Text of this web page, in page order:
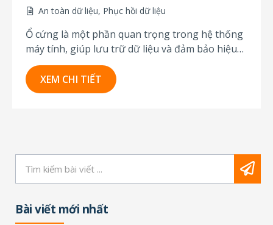
An toàn dữ liệu, Phục hồi dữ liệu
Ổ cứng là một phần quan trọng trong hệ thống
máy tính, giúp lưu trữ dữ liệu và đảm bảo hiệu
suất hoạt động của thiết bị. Tuy nhiên, đôi khi
người dùng gặp phải tình trạng ổ cứng không
nhận được khi cắm vào máy tính. Bài viết...
XEM CHI TIẾT
Bài viết mới nhất